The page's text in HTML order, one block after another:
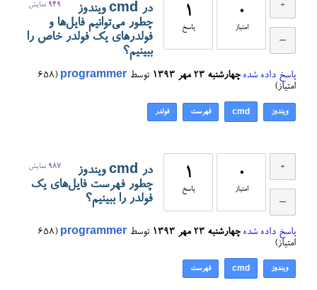
0
امتیاز
1
پاسخ
949 نمایش
در cmd ویندوز
چطور می‌توانیم فایل‌ها و
فولدرهای یک فولدر خاص را
ببینیم؟
پاسخ داده شده چهارشنبه ۲۳ مهر ۱۳۹۳ توسط programmer
(
658
امتیاز)
ویندوز cmd فهرست فولدر
0
امتیاز
1
پاسخ
987 نمایش
در cmd ویندوز
چطور فهرست فایل‌های یک
فولدر را ببینیم؟
پاسخ داده شده چهارشنبه ۲۳ مهر ۱۳۹۳ توسط programmer
(
658
امتیاز)
ویندوز cmd فهرست